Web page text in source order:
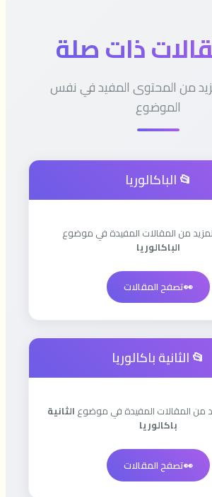
ذات صلة
من المحتوى المفيد في نفس
الموضوع
📂 الباكالوريا
من المقالات المفيدة في موضوع
الباكالوريا
👀تصفح المقالات
📂 الثانية باكالوريا
من المقالات المفيدة في موضوع الثانية
باكالوريا
👀تصفح المقالات